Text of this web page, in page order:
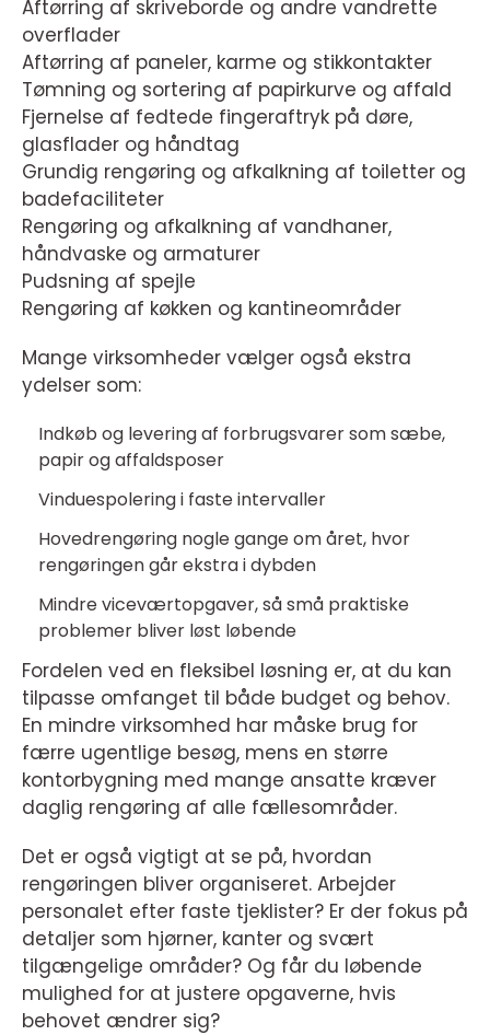
Aftørring af skriveborde og andre vandrette
overflader
Aftørring af paneler, karme og stikkontakter
Tømning og sortering af papirkurve og affald
Fjernelse af fedtede fingeraftryk på døre,
glasflader og håndtag
Grundig rengøring og afkalkning af toiletter og
badefaciliteter
Rengøring og afkalkning af vandhaner,
håndvaske og armaturer
Pudsning af spejle
Rengøring af køkken og kantineområder
Mange virksomheder vælger også ekstra
ydelser som:
Indkøb og levering af forbrugsvarer som sæbe,
papir og affaldsposer
Vinduespolering i faste intervaller
Hovedrengøring nogle gange om året, hvor
rengøringen går ekstra i dybden
Mindre viceværtopgaver, så små praktiske
problemer bliver løst løbende
Fordelen ved en fleksibel løsning er, at du kan
tilpasse omfanget til både budget og behov.
En mindre virksomhed har måske brug for
færre ugentlige besøg, mens en større
kontorbygning med mange ansatte kræver
daglig rengøring af alle fællesområder.
Det er også vigtigt at se på, hvordan
rengøringen bliver organiseret. Arbejder
personalet efter faste tjeklister? Er der fokus på
detaljer som hjørner, kanter og svært
tilgængelige områder? Og får du løbende
mulighed for at justere opgaverne, hvis
behovet ændrer sig?